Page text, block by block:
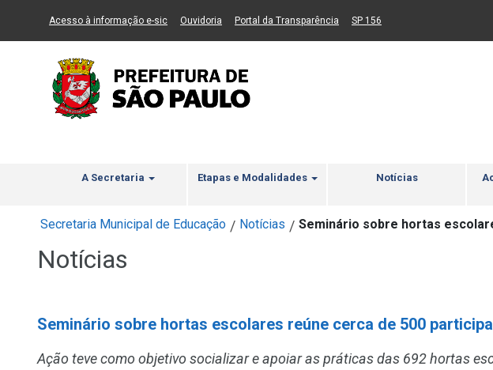
Ir ao Conteúdo Ir para menu principal 2 Ir para busca Ir para rodapé
Acesso à informação e-sic(Link para um novo sítio)
Ouvidoria (Link para um novo sítio)
Portal da Transparência (Link para um novo sítio)
SP 156
A Secretaria Etapas e Modalidades Notícias
Secretaria Municipal de Educação / Notícias / Seminário sobre hortas
Notícias
Seminário sobre hortas escolares reúne cerca de 500
Ação teve como objetivo socializar e apoiar as práticas das 692 hortas